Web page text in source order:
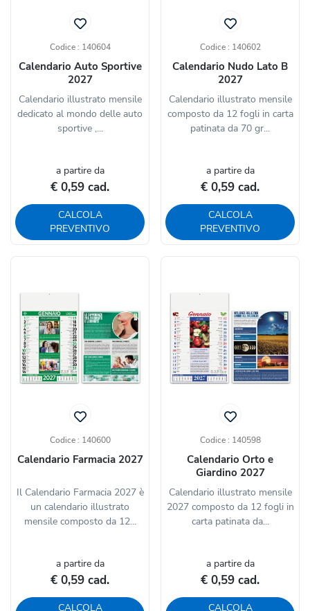
Codice : 140604
Calendario Auto Sportive
2027
Calendario illustrato mensile
dedicato al mondo delle auto
sportive ,...
a partire da
€ 0,59 cad.
CALCOLA
PREVENTIVO
Codice : 140602
Calendario Nudo Lato B
2027
Calendario illustrato mensile
composto da 12 fogli in carta
patinata da 70 gr...
a partire da
€ 0,59 cad.
CALCOLA
PREVENTIVO
Codice : 140600
Calendario Farmacia 2027
Il Calendario Farmacia 2027 è
un calendario illustrato
mensile composto da 12...
a partire da
€ 0,59 cad.
CALCOLA
Codice : 140598
Calendario Orto e
Giardino 2027
Calendario illustrato mensile
2027 composto da 12 fogli in
carta patinata da...
a partire da
€ 0,59 cad.
CALCOLA